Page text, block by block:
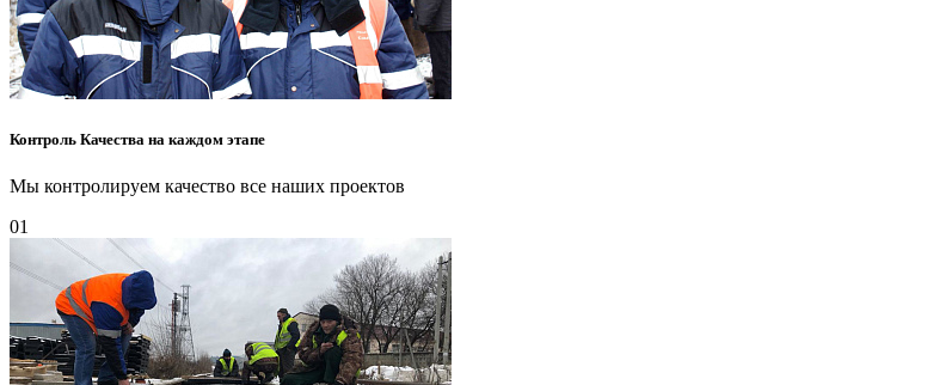
Контроль Качества на каждом этапе
Мы контролируем качество все наших проектов
01